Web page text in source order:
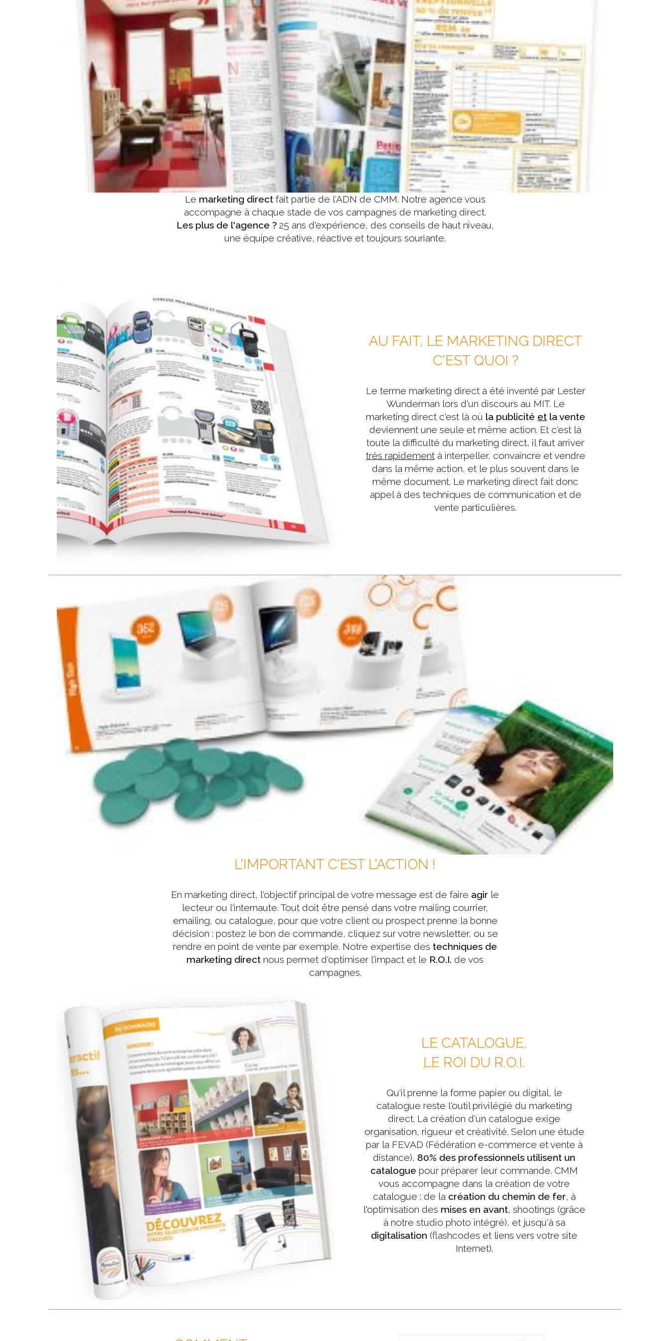
Le marketing directfait partie de l'ADN de CMM. Notre agence vous
accompagne à chaque stade de vos campagnes de marketing direct.
Les plus de l'agence ?25 ans d'expérience, des conseils de haut niveau,
une équipe créative, réactive et toujours souriante.
AU FAIT, LE MARKETING DIRECT
C'EST QUOI ?
Le terme marketing direct a été inventé par Lester
Wunderman lors d'un discours au MIT. Le
marketing direct c'est là où la publicité etla vente
deviennent une seule et même action. Et c'est là
toute la difficulté du marketing direct, il faut arriver
très rapidementà interpeller, convaincre et vendre
dans la même action, et le plus souvent dans le
même document. Le marketing direct fait donc
appel à des techniques de communication et de
vente particulières.
L'IMPORTANT C'EST L'ACTION !
En marketing direct, l'objectif principal de votre message est de faire agir le
lecteur ou l'internaute. Tout doit être pensé dans votre mailing courrier,
emailing, ou catalogue, pour que votre client ou prospect prenne la bonne
décision : postez le bon de commande, cliquez sur votre newsletter, ou se
rendre en point de vente par exemple. Notre expertise des techniques de
marketing direct nous permet d'optimiser l'impact et le R.O.I. de vos
campagnes.
LE CATALOGUE,
LE ROI DU R.O.I.
Qu'il prenne la forme papier ou digital, le
catalogue reste l'outil privilégié du marketing
direct. La création d'un catalogue exige
organisation, rigueur et créativité. Selon une étude
par la FEVAD (Fédération e-commerce et vente à
distance), 80% des professionnels utilisent un
catalogue pour préparer leur commande. CMM
vous accompagne dans la création de votre
catalogue : de la création du chemin de fer, à
l'optimisation des mises en avant, shootings (grâce
à notre studio photo intégré), et jusqu'à sa
digitalisation (flashcodes et liens vers votre site
Internet).